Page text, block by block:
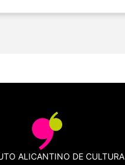
ALICANTINO DE CULTURA